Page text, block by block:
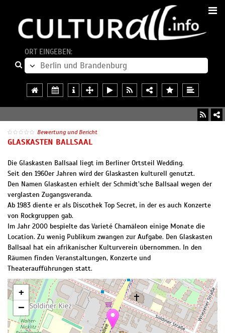
ORT EINGEBEN:
Bewertung und Bericht
GLASKASTEN BALLSAAL
Die Glaskasten Ballsaal liegt im Berliner Ortsteil Wedding.
Seit den 1960er Jahren wird der Glaskasten kulturell genutzt.
Den Namen Glaskasten erhielt der Schmidt’sche Ballsaal wegen der
verglasten Zugangsveranda.
Ab 1983 diente er als Discothek Top Secret, in der es auch Konzerte
von Rockgruppen gab.
Im Jahr 2000 bespielte das Varieté Chamäleon einige Monate die
Location. Zu wenig Publikum zwangen zur Aufgabe. Den Glaskasten
Ballsaal hat ein afrikanischer Kulturverein übernommen. In den
Räumen finden Veranstaltungen, Konzerte und
Theateraufführungen statt.
+
−